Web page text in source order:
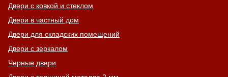
Двери с ковкой и стеклом
Двери в частный дом
Двери для складских помещений
Двери с зеркалом
Черные двери